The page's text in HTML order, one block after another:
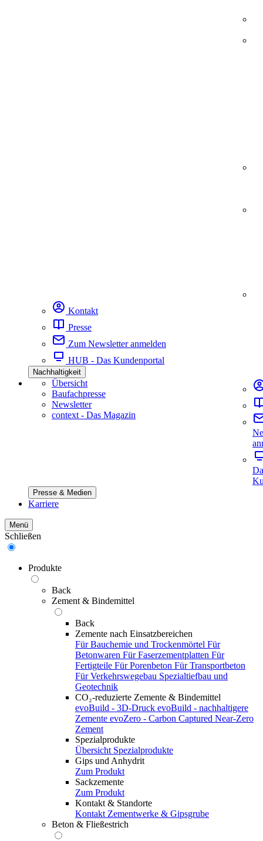
Kontakt
Presse
Zum Newsletter anmelden
HUB - Das Kundenportal
Nachhaltigkeit
Übersicht
Baufachpresse
Newsletter
context - Das Magazin
Presse & Medien
Karriere
Menü
Schließen
Produkte
Back
Zement & Bindemittel
Back
Zemente nach Einsatzbereichen
Für Bauchemie und Trockenmörtel Für
Betonwaren Für Faserzementplatten Für
Fertigteile Für Porenbeton Für Transportbeton
Für Verkehrswegebau Spezialtiefbau und
Geotechnik
CO₂-reduzierte Zemente & Bindemittel
evoBuild - 3D-Druck evoBuild - nachhaltigere
Zemente evoZero - Carbon Captured Near-Zero
Zement
Spezialprodukte
Übersicht Spezialprodukte
Gips und Anhydrit
Zum Produkt
Sackzemente
Zum Produkt
Kontakt & Standorte
Kontakt Zementwerke & Gipsgrube
Beton & Fließestrich